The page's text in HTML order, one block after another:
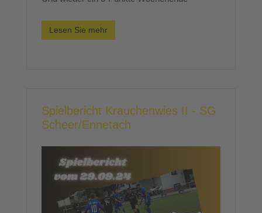
Lesen Sie mehr
Spielbericht Krauchenwies II - SG
Scheer/Ennetach